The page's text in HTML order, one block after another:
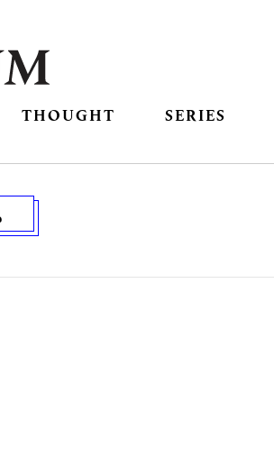
THOUGHT SERIES